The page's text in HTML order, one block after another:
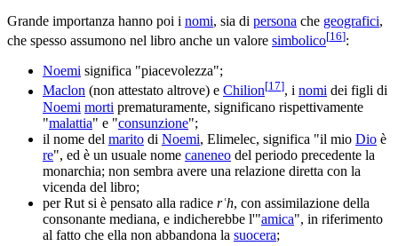
Grande importanza hanno poi i nomi, sia di persona che geografici,
che spesso assumono nel libro anche un valore simbolico[16]:
Noemi significa "piacevolezza";
Maclon (non attestato altrove) e Chilion[17], i nomi dei figli di
Noemi morti prematuramente, significano rispettivamente
"malattia" e "consunzione";
il nome del marito di Noemi, Elimelec, significa "il mio Dio è
re", ed è un usuale nome caneneo del periodo precedente la
monarchia; non sembra avere una relazione diretta con la
vicenda del libro;
per Rut si è pensato alla radice rʿh, con assimilazione della
consonante mediana, e indicherebbe l'"amica", in riferimento
al fatto che ella non abbandona la suocera;